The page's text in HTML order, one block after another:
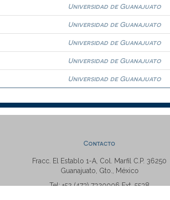
Universidad de Guanajuato
Universidad de Guanajuato
Universidad de Guanajuato
Universidad de Guanajuato
Universidad de Guanajuato
Contacto
Fracc. El Establo 1-A, Col. Marfil C.P. 36250
Guanajuato, Gto., México
Tel: +52 (473) 7320006 Ext. 5538